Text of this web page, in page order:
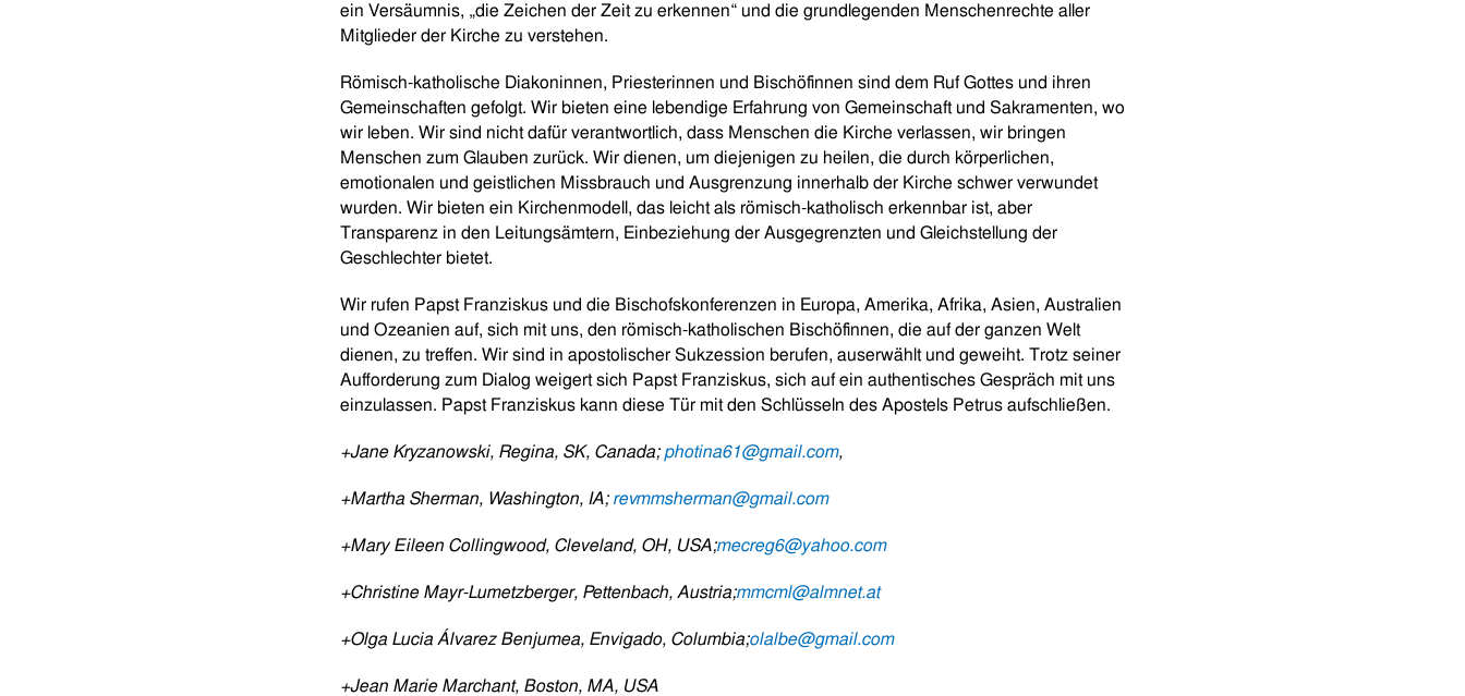
ein Versäumnis, „die Zeichen der Zeit zu erkennen“ und die grundlegenden Menschenrechte aller
Mitglieder der Kirche zu verstehen.
Römisch-katholische Diakoninnen, Priesterinnen und Bischöfinnen sind dem Ruf Gottes und ihren
Gemeinschaften gefolgt. Wir bieten eine lebendige Erfahrung von Gemeinschaft und Sakramenten, wo
wir leben. Wir sind nicht dafür verantwortlich, dass Menschen die Kirche verlassen, wir bringen
Menschen zum Glauben zurück. Wir dienen, um diejenigen zu heilen, die durch körperlichen,
emotionalen und geistlichen Missbrauch und Ausgrenzung innerhalb der Kirche schwer verwundet
wurden. Wir bieten ein Kirchenmodell, das leicht als römisch-katholisch erkennbar ist, aber
Transparenz in den Leitungsämtern, Einbeziehung der Ausgegrenzten und Gleichstellung der
Geschlechter bietet.
Wir rufen Papst Franziskus und die Bischofskonferenzen in Europa, Amerika, Afrika, Asien, Australien
und Ozeanien auf, sich mit uns, den römisch-katholischen Bischöfinnen, die auf der ganzen Welt
dienen, zu treffen. Wir sind in apostolischer Sukzession berufen, auserwählt und geweiht. Trotz seiner
Aufforderung zum Dialog weigert sich Papst Franziskus, sich auf ein authentisches Gespräch mit uns
einzulassen. Papst Franziskus kann diese Tür mit den Schlüsseln des Apostels Petrus aufschließen.
+Jane Kryzanowski, Regina, SK, Canada; photina61@gmail.com,
+Martha Sherman, Washington, IA; revmmsherman@gmail.com
+Mary Eileen Collingwood, Cleveland, OH, USA;mecreg6@yahoo.com
+Christine Mayr-Lumetzberger, Pettenbach, Austria;mmcml@almnet.at
+Olga Lucia Álvarez Benjumea, Envigado, Columbia;olalbe@gmail.com
+Jean Marie Marchant, Boston, MA, USA